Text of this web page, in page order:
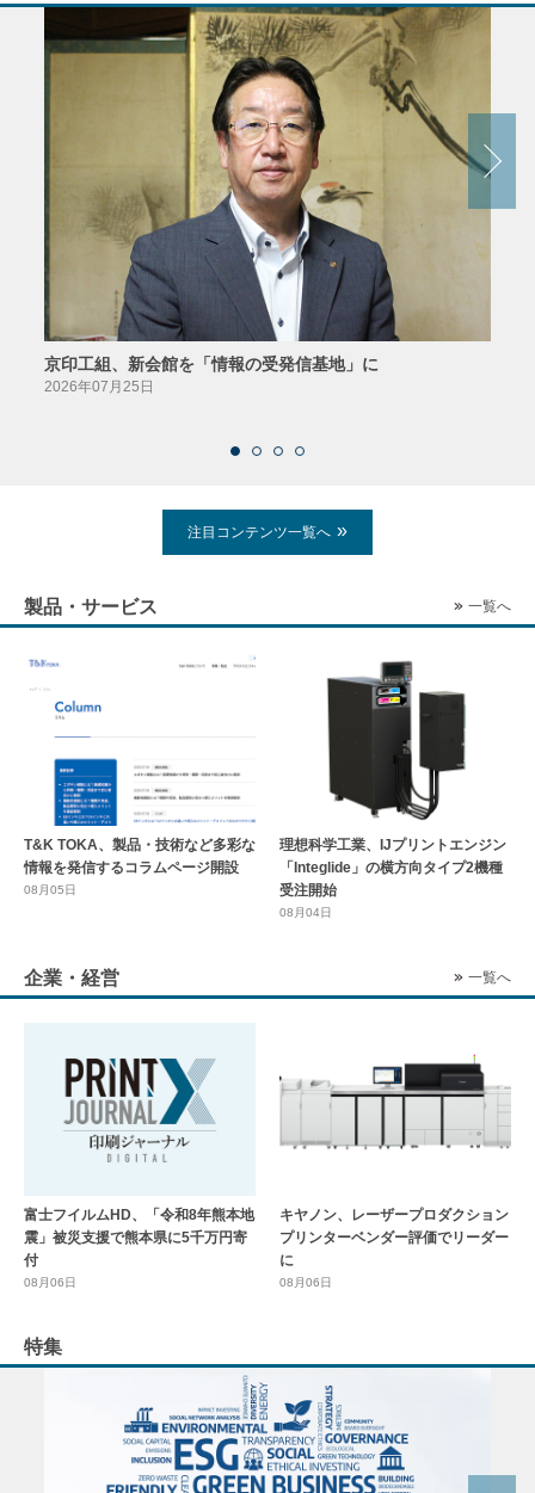
京印工組、新会館を「情報の受発信基地」に
2026年07月25日
注目コンテンツ一覧へ
製品・サービス 一覧へ
T&K TOKA、製品・技術など多彩な
情報を発信するコラムページ開設
08月05日
理想科学工業、IJプリントエンジン
「Integlide」の横方向タイプ2機種
受注開始
08月04日
企業・経営 一覧へ
富士フイルムHD、「令和8年熊本地
震」被災支援で熊本県に5千万円寄
付
08月06日
キヤノン、レーザープロダクション
プリンターベンダー評価でリーダー
に
08月06日
特集